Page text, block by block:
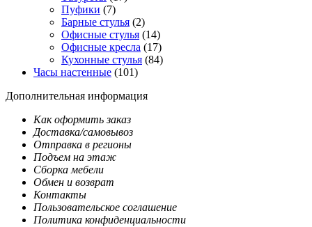
Пуфики (7)
Барные стулья (2)
Офисные стулья (14)
Офисные кресла (17)
Кухонные стулья (84)
Часы настенные (101)
Дополнительная информация
Как оформить заказ
Доставка/самовывоз
Отправка в регионы
Подъем на этаж
Сборка мебели
Обмен и возврат
Контакты
Пользовательское соглашение
Политика конфиденциальности